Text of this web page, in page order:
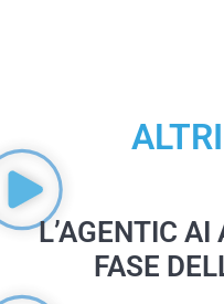
L’AGENTIC
FASE